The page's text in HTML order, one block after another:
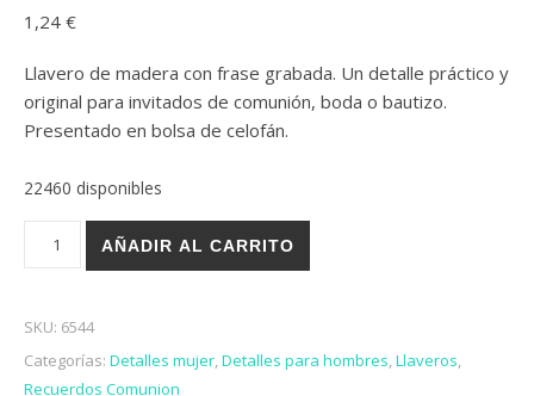
con3.16
valoraciones
clientes
1,24 €
Llavero de madera con frase grabada. Un detalle práctico y
original para invitados de comunión, boda o bautizo.
Presentado en bolsa de celofán.
22460 disponibles
LLAVERO MADERA "SUERTE LA NUESTRA" cantidad
AÑADIR AL CARRITO
SKU: 6544
Categorías: Detalles mujer,Detalles para hombres,Llaveros,
Recuerdos Comunion